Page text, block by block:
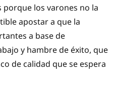
porque los varones no la
apostar a que la
a base de
y hambre de éxito, que
de calidad que se espera